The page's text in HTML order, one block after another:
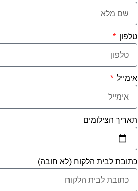
טלפון
אימייל
תאריך הצילומים
כתובת לבית הלקוח (לא חובה)